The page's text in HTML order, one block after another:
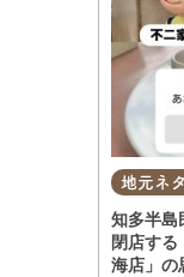
地元ネタ
知多半
閉店する
海店」の